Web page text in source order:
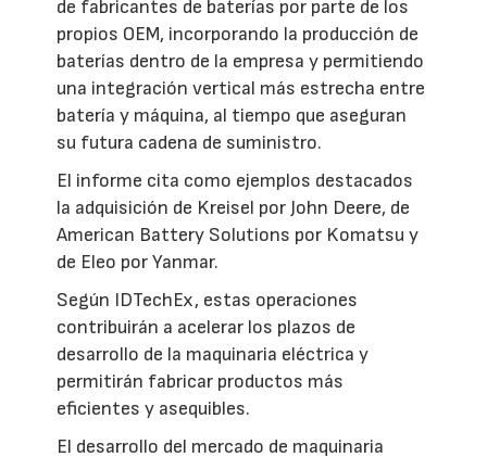
de fabricantes de baterías por parte de los
propios OEM, incorporando la producción de
baterías dentro de la empresa y permitiendo
una integración vertical más estrecha entre
batería y máquina, al tiempo que aseguran
su futura cadena de suministro.
El informe cita como ejemplos destacados
la adquisición de Kreisel por John Deere, de
American Battery Solutions por Komatsu y
de Eleo por Yanmar.
Según IDTechEx, estas operaciones
contribuirán a acelerar los plazos de
desarrollo de la maquinaria eléctrica y
permitirán fabricar productos más
eficientes y asequibles.
El desarrollo del mercado de maquinaria